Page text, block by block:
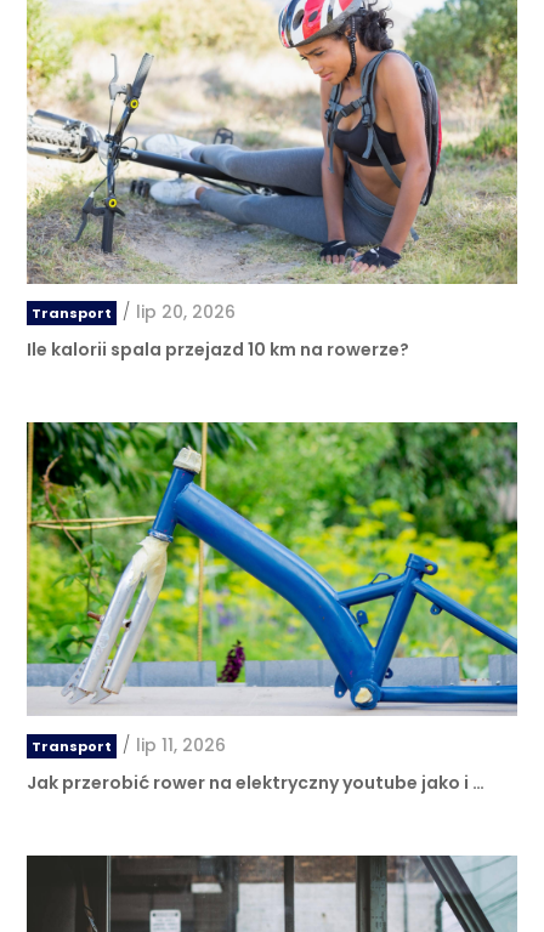
Transport / lip 20, 2026
Ile kalorii spala przejazd 10 km na rowerze?
Transport / lip 11, 2026
Jak przerobić rower na elektryczny youtube jako i …